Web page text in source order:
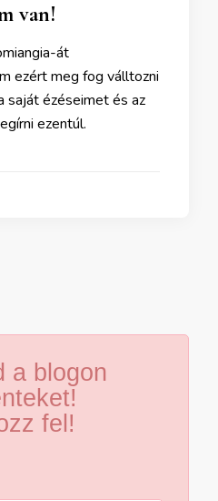
van!
át
ezért meg fog válltozni
saját ézéseimet és az
ezentúl.
a blogon
fel!